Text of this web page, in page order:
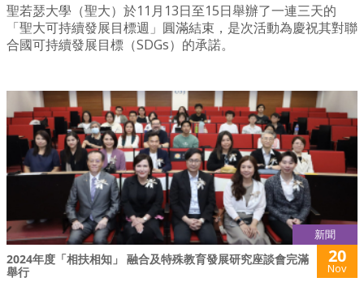
聖若瑟大學（聖大）於11月13日至15日舉辦了一連三天的
「聖大可持續發展目標週」圓滿結束，是次活動為慶祝其對聯
合國可持續發展目標（SDGs）的承諾。
新聞
2024年度「相扶相知」 融合及特殊教育發展研究座談會完滿
舉行
20
Nov